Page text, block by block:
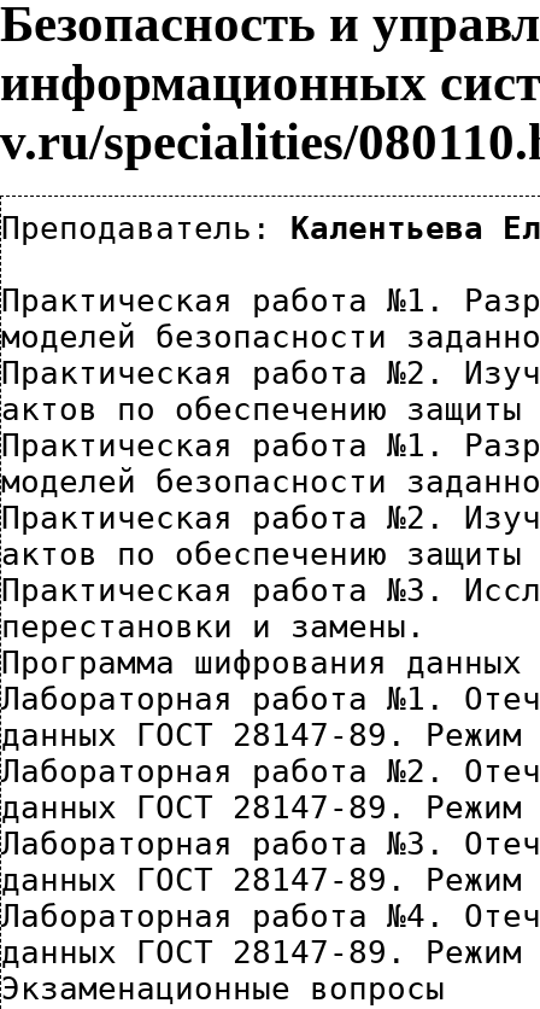
Безопасность и
информационных
Преподаватель: Калентьева
Практическая работа №1.
моделей безопасности
Практическая работа №2.
актов по обеспечению
Практическая работа №1.
моделей безопасности
Практическая работа №2.
актов по обеспечению
Практическая работа №3.
перестановки и замены.
Программа шифрования
Лабораторная работа №1.
данных ГОСТ 28147-89. Режим
Лабораторная работа №2.
данных ГОСТ 28147-89. Режим
Лабораторная работа №3.
данных ГОСТ 28147-89. Режим
Лабораторная работа №4.
данных ГОСТ 28147-89. Режим
Экзаменационные вопросы